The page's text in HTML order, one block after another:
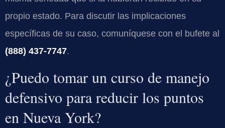
propio estado. Para discutir las implicaciones
específicas de su caso, comuníquese con el bufete al
(888) 437-7747.
¿Puedo tomar un curso de manejo
defensivo para reducir los puntos
en Nueva York?